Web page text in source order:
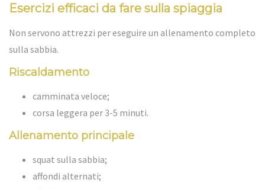
Esercizi efficaci da fare sulla spiaggia
Non servono attrezzi per eseguire un allenamento completo
sulla sabbia.
Riscaldamento
camminata veloce;
corsa leggera per 3-5 minuti.
Allenamento principale
squat sulla sabbia;
affondi alternati;